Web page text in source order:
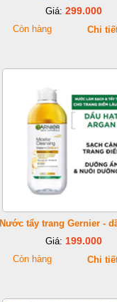
Giá: 299.000
Còn hàng Chi
Nước tẩy trang Gernier -
Giá: 199.000
Còn hàng Chi